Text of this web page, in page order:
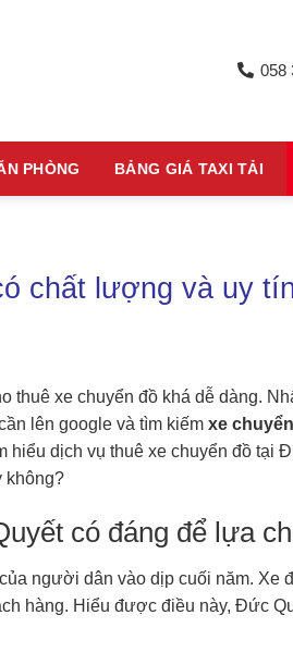
058
PHÒNG BẢNG GIÁ TAXI TẢI
chất lượng và uy
thuê xe chuyển đồ khá dễ dàng.
lên google và tìm kiếm xe
hiểu dịch vụ thuê xe chuyển đồ tại
không?
có đáng để lựa
người dân vào dịp cuối năm. Xe
hàng. Hiểu được điều này, Đức